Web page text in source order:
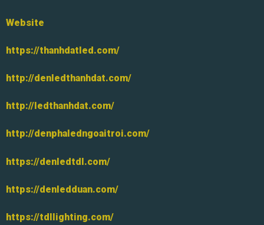
Website
https://thanhdatled.com/
http://denledthanhdat.com/
http://ledthanhdat.com/
http://denphaledngoaitroi.com/
https://denledtdl.com/
https://denledduan.com/
https://tdllighting.com/